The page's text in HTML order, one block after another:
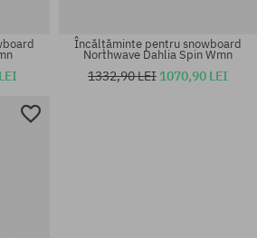
Încălțăminte pentru snowboard
Northwave Dahlia Spin Wmn
1332,90 LEI 1070,90 LEI